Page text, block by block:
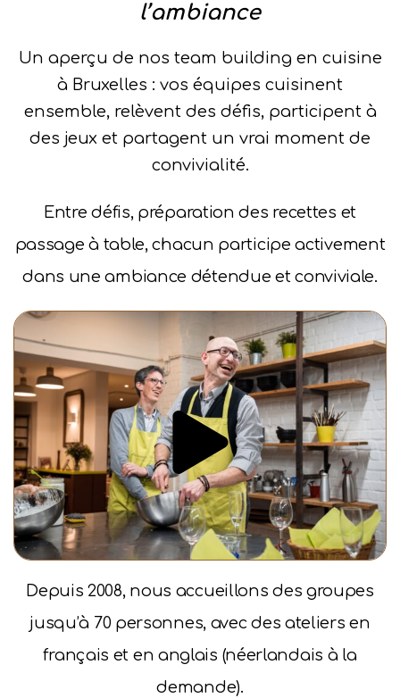
l’ambiance
Un aperçu de nos team building en cuisine
à Bruxelles : vos équipes cuisinent
ensemble, relèvent des défis, participent à
des jeux et partagent un vrai moment de
convivialité.
Entre défis, préparation des recettes et
passage à table, chacun participe activement
dans une ambiance détendue et conviviale.
Depuis 2008, nous accueillons des groupes
jusqu’à 70 personnes, avec des ateliers en
français et en anglais (néerlandais à la
demande).